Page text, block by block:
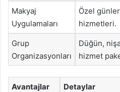
Makyaj
Uygulamaları
Özel
hizmetleri.
Grup
Organizasyonları
Düğün,
hizmet
Avantajlar Detaylar